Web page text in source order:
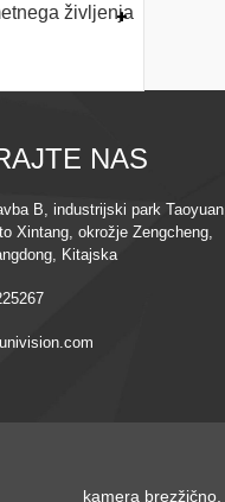
življenja
NAS
B, industrijski park Taoyuan,
Xintang, okrožje Zengcheng,
Kitajska
kamera brezžično